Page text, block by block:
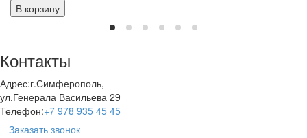
В корзину
Контакты
Адрес:г.Симферополь,
ул.Генерала Васильева 29
Телефон:+7 978 935 45 45
Заказать звонок